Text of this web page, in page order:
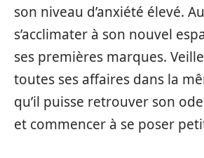
son niveau d’anxiété élevé.
s’acclimater à son nouvel
ses premières marques.
toutes ses affaires dans la
qu’il puisse retrouver son
et commencer à se poser